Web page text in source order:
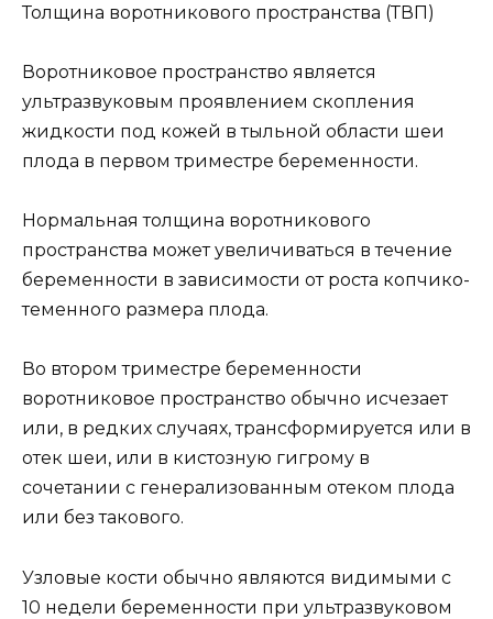
Толщина воротникового пространства (ТВП)
Воротниковое пространство является
ультразвуковым проявлением скопления
жидкости под кожей в тыльной области шеи
плода в первом триместре беременности.
Нормальная толщина воротникового
пространства может увеличиваться в течение
беременности в зависимости от роста копчико-
теменного размера плода.
Во втором триместре беременности
воротниковое пространство обычно исчезает
или, в редких случаях, трансформируется или в
отек шеи, или в кистозную гигрому в
сочетании с генерализованным отеком плода
или без такового.
Узловые кости обычно являются видимыми с
10 недели беременности при ультразвуковом